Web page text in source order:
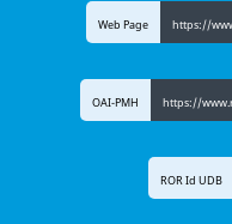
Web Page https://
OAI-PMH https://
ROR Id UDB